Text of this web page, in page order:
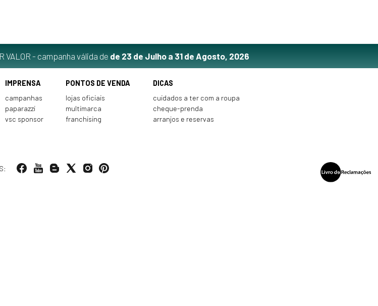
VALOR - campanha válida de de 23 de Julho a 31 de Agosto, 2026
IMPRENSA
campanhas
paparazzi
vsc sponsor
PONTOS DE VENDA
lojas oficiais
multimarca
franchising
DICAS
cuidados a ter com a roupa
cheque-prenda
arranjos e reservas